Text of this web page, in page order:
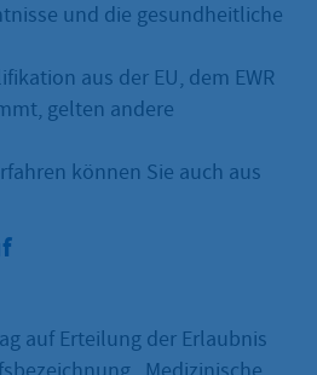
und die gesundheitliche
aus der EU, dem EWR
gelten andere
können Sie auch aus
auf Erteilung der Erlaubnis